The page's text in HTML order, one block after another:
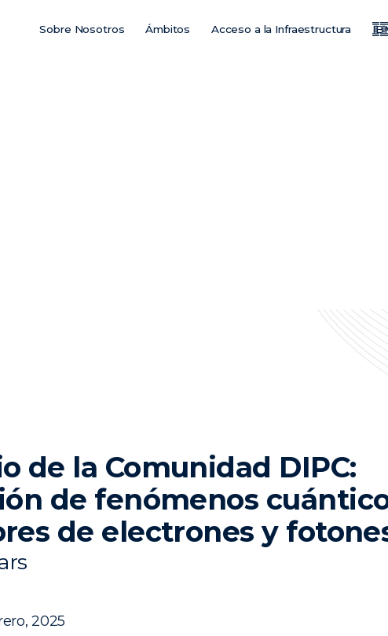
MainSobre Nosotros Ámbitos Acceso a la Infraestructura
de la Comunidad DIPC:
de fenómenos
de electrones y
2025